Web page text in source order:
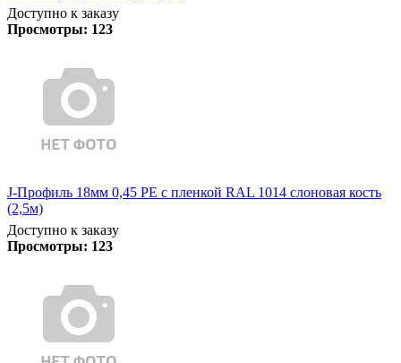
Доступно к заказу
Просмотры: 123
J-Профиль 18мм 0,45 PE с пленкой RAL 1014 слоновая кость
(2,5м)
Доступно к заказу
Просмотры: 123